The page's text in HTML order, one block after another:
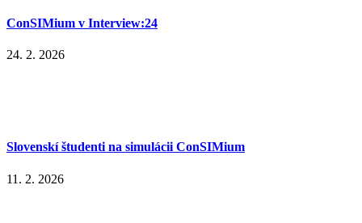
ConSIMium v Interview:24
24. 2. 2026
Slovenskí študenti na simulácii ConSIMium
11. 2. 2026